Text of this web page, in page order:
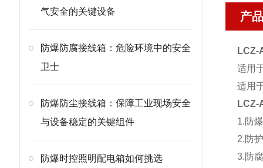
气安全的关键设备
防爆防腐接线箱：危险环境中的安全
卫士
防爆防尘接线箱：保障工业现场安全
与设备稳定的关键组件
防爆时控照明配电箱如何挑选
产
LCZ-
适用
适用
LCZ-
1.防
2.防
3.防